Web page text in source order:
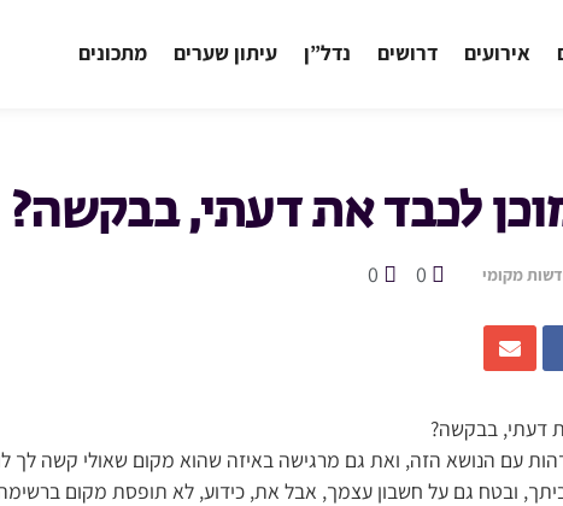
אירועים דרושים נדל”ן עיתון שערים מתכונים
לכבד את דעתי, בבקשה?
מקומי 0
0
דעתי, בבקשה?
עם הנושא הזה, ואת גם מרגישה באיזה שהוא מקום שאולי קשה לך
ביתך, ובטח גם על חשבון עצמך, אבל את, כידוע, לא תופסת מקום